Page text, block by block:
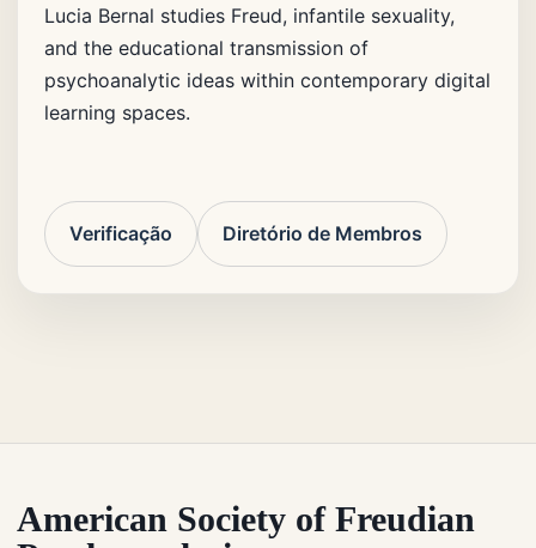
Lucia Bernal studies Freud, infantile sexuality,
and the educational transmission of
psychoanalytic ideas within contemporary digital
learning spaces.
Verificação Diretório de Membros
American Society of Freudian